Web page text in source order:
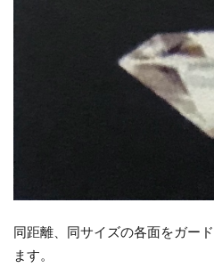
同距離、同サイズの各面をガー
ます。